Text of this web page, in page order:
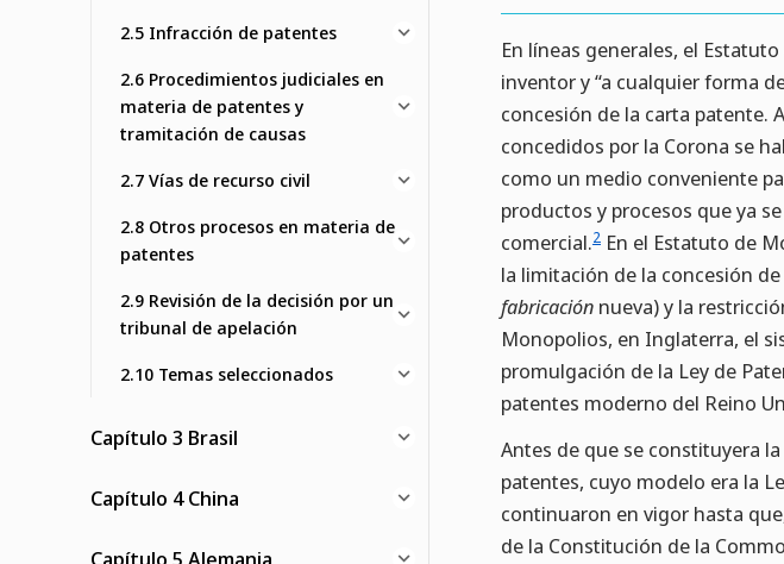
2.5 Infracción de patentes
2.6 Procedimientos judiciales en
materia de patentes y
tramitación de causas
2.7 Vías de recurso civil
2.8 Otros procesos en materia de
patentes
2.9 Revisión de la decisión por un
tribunal de apelación
2.10 Temas seleccionados
Capítulo 3 Brasil
Capítulo 4 China
En líneas generales, el
inventor y “a cualquier forma
concesión de la carta patente.
concedidos por la Corona se
como un medio conveniente
productos y procesos que ya
comercial.2 En el Estatuto de
la limitación de la concesión
fabricación nueva) y la
Monopolios, en Inglaterra, el
promulgación de la Ley de
patentes moderno del Reino
Antes de que se constituyera
patentes, cuyo modelo era la
continuaron en vigor hasta
de la Constitución de la